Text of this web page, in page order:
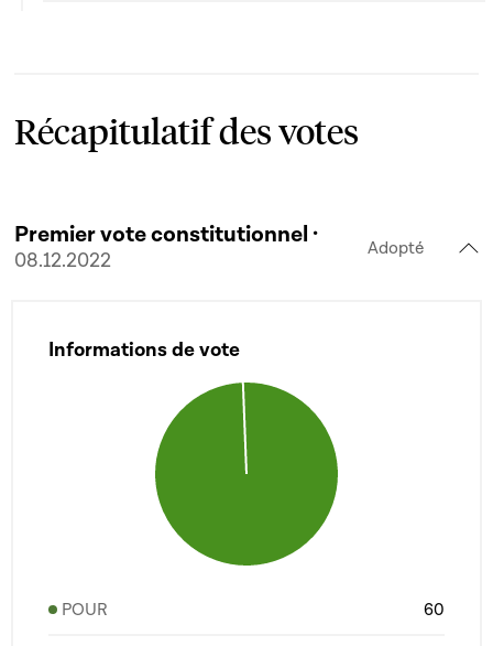
Récapitulatif des votes
Premier vote constitutionnel ·
08.12.2022
Adopté
Informations de vote
POUR 60